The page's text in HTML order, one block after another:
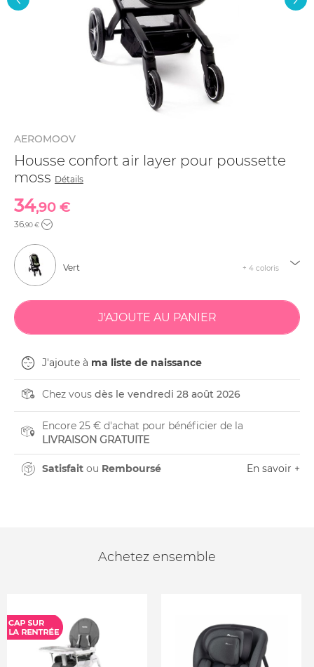
AEROMOOV
Housse confort air layer pour poussette
moss Détails
34,90 €
36,90 €
Vert + 4 coloris
J'ajoute à ma liste de naissance
Chez vous dès le vendredi 28 août 2026
Encore 25 € d'achat pour bénéficier de la
LIVRAISON GRATUITE
Satisfait ou Remboursé En savoir +
Achetez ensemble